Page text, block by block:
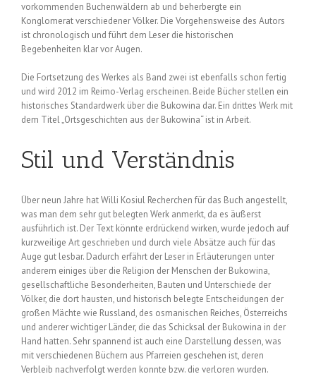
vorkommenden Buchenwäldern ab und beherbergte ein
Konglomerat verschiedener Völker. Die Vorgehensweise des Autors
ist chronologisch und führt dem Leser die historischen
Begebenheiten klar vor Augen.
Die Fortsetzung des Werkes als Band zwei ist ebenfalls schon fertig
und wird 2012 im Reimo-Verlag erscheinen. Beide Bücher stellen ein
historisches Standardwerk über die Bukowina dar. Ein drittes Werk mit
dem Titel „Ortsgeschichten aus der Bukowina“ ist in Arbeit.
Stil und Verständnis
Über neun Jahre hat Willi Kosiul Recherchen für das Buch angestellt,
was man dem sehr gut belegten Werk anmerkt, da es äußerst
ausführlich ist. Der Text könnte erdrückend wirken, wurde jedoch auf
kurzweilige Art geschrieben und durch viele Absätze auch für das
Auge gut lesbar. Dadurch erfährt der Leser in Erläuterungen unter
anderem einiges über die Religion der Menschen der Bukowina,
gesellschaftliche Besonderheiten, Bauten und Unterschiede der
Völker, die dort hausten, und historisch belegte Entscheidungen der
großen Mächte wie Russland, des osmanischen Reiches, Österreichs
und anderer wichtiger Länder, die das Schicksal der Bukowina in der
Hand hatten. Sehr spannend ist auch eine Darstellung dessen, was
mit verschiedenen Büchern aus Pfarreien geschehen ist, deren
Verbleib nachverfolgt werden konnte bzw. die verloren wurden.